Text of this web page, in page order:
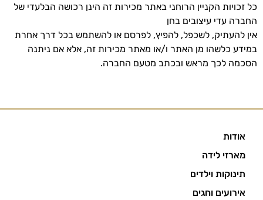
כל זכויות הקניין הרוחני באתר מכירות זה הינן רכושה הבלעדי של
החברה עדי עיצובים בחן
אין להעתיק, לשכפל, להפיץ, לפרסם או להשתמש בכל דרך אחרת
במידע כלשהו מן האתר ו/או מאתר מכירות זה, אלא אם ניתנה
הסכמה לכך מראש ובכתב מטעם החברה.
אודות
מארזי לידה
תינוקות וילדים
אירועים וחגים